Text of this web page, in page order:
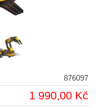
876097
1 990,00 Kč